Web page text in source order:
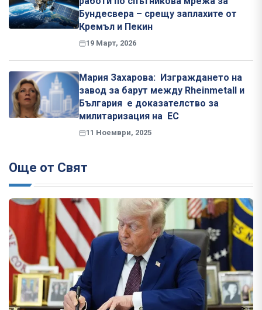
Бундесвера – срещу заплахите от
Кремъл и Пекин
19 Март, 2026
Мария Захарова: Изграждането на
завод за барут между Rheinmetall и
България е доказателство за
милитаризация на ЕС
11 Ноември, 2025
Още от Свят